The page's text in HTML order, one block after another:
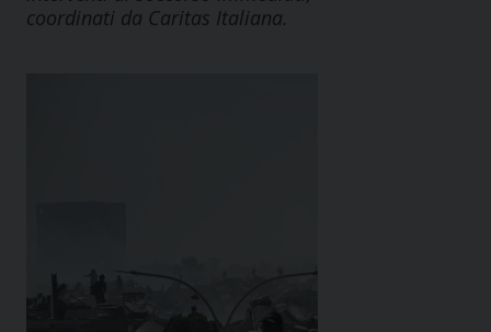
coordinati da Caritas Italiana.